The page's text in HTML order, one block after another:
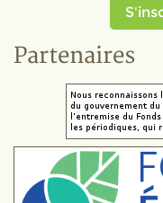
Partenaires